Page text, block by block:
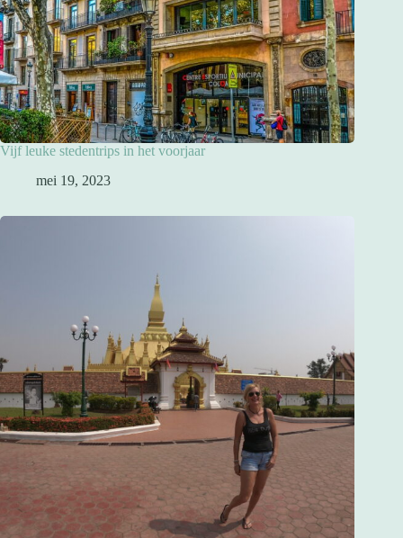
Vijf leuke stedentrips in het voorjaar
mei 19, 2023